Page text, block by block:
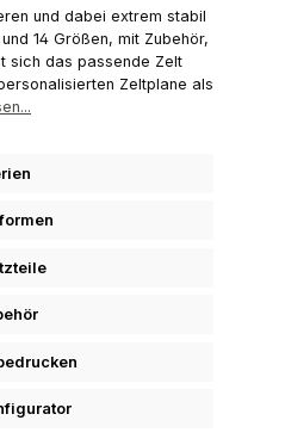
und dabei extrem stabil
14 Größen, mit Zubehör,
sich das passende Zelt
Zeltplane als